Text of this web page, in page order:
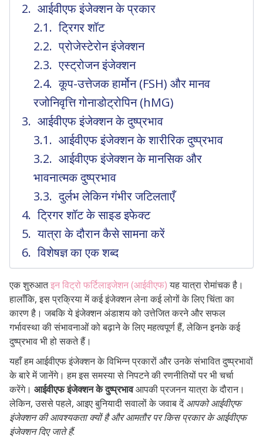
आईवीएफ इंजेक्शन के प्रकार
ट्रिगर शॉट
प्रोजेस्टेरोन इंजेक्शन
एस्ट्रोजन इंजेक्शन
कूप-उत्तेजक हार्मोन (FSH) और मानव
रजोनिवृत्ति गोनाडोट्रोपिन (hMG)
आईवीएफ इंजेक्शन के दुष्प्रभाव
आईवीएफ इंजेक्शन के शारीरिक दुष्प्रभाव
आईवीएफ इंजेक्शन के मानसिक और
भावनात्मक दुष्प्रभाव
दुर्लभ लेकिन गंभीर जटिलताएँ
ट्रिगर शॉट के साइड इफेक्ट
यात्रा के दौरान कैसे सामना करें
विशेषज्ञ का एक शब्द
एक शुरुआतइन विट्रो फर्टिलाइजेशन (आईवीएफ)यह यात्रा रोमांचक है।
हालाँकि, इस प्रक्रिया में कई इंजेक्शन लेना कई लोगों के लिए चिंता का
कारण है। जबकि ये इंजेक्शन अंडाशय को उत्तेजित करने और सफल
गर्भावस्था की संभावनाओं को बढ़ाने के लिए महत्वपूर्ण हैं, लेकिन इनके कई
दुष्प्रभाव भी हो सकते हैं।
यहाँ हम आईवीएफ इंजेक्शन के विभिन्न प्रकारों और उनके संभावित दुष्प्रभावों
के बारे में जानेंगे। हम इस समस्या से निपटने की रणनीतियों पर भी चर्चा
करेंगे। आईवीएफ इंजेक्शन के दुष्प्रभावआपकी प्रजनन यात्रा के दौरान।
लेकिन, उससे पहले, आइए बुनियादी सवालों के जवाब देंआपको आईवीएफ
इंजेक्शन की आवश्यकता क्यों है और आमतौर पर किस प्रकार के आईवीएफ
इंजेक्शन दिए जाते हैं: